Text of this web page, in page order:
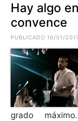
Hay algo
convence
PUBLICADO 10/01/
grado